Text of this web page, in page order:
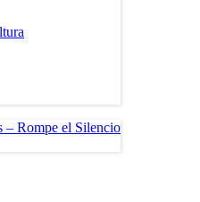
– Rompe el Silencio